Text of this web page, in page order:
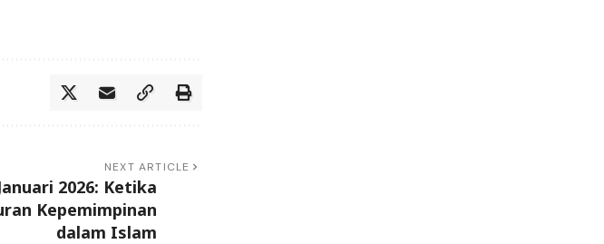
NEXT ARTICLE
2026: Ketika
Kepemimpinan
dalam Islam